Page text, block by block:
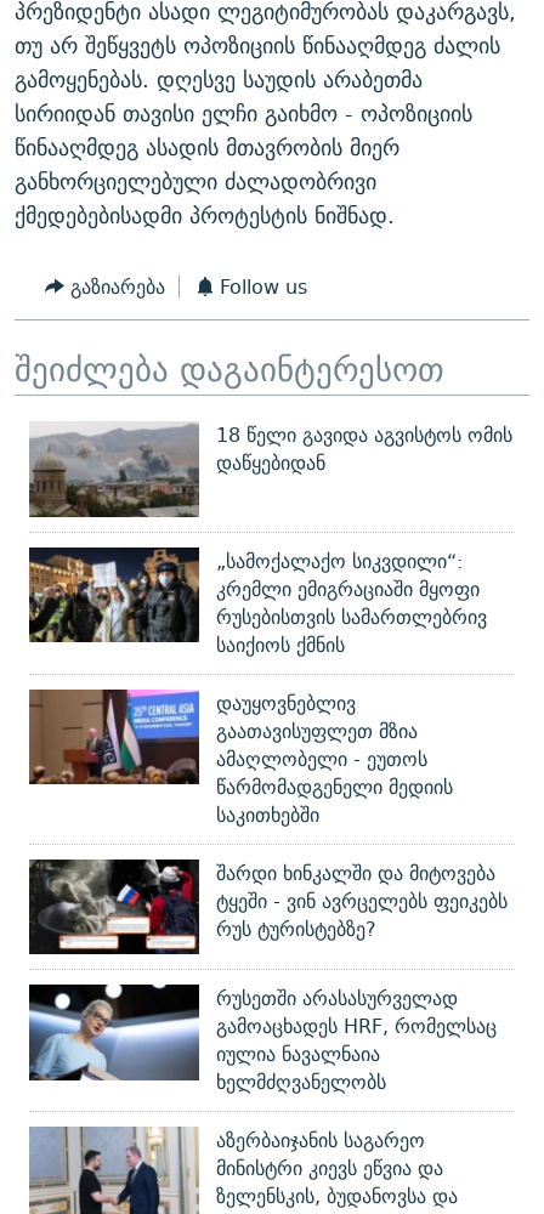
პრეზიდენტი ასადი ლეგიტიმურობას დაკარგავს,
თუ არ შეწყვეტს ოპოზიციის წინააღმდეგ ძალის
გამოყენებას. დღესვე საუდის არაბეთმა
სირიიდან თავისი ელჩი გაიხმო - ოპოზიციის
წინააღმდეგ ასადის მთავრობის მიერ
განხორციელებული ძალადობრივი
ქმედებებისადმი პროტესტის ნიშნად.
გაზიარება Follow us
შეიძლება დაგაინტერესოთ
18 წელი გავიდა აგვისტოს ომის
დაწყებიდან
„სამოქალაქო სიკვდილი“:
კრემლი ემიგრაციაში მყოფი
რუსებისთვის სამართლებრივ
საიქიოს ქმნის
დაუყოვნებლივ
გაათავისუფლეთ მზია
ამაღლობელი - ეუთოს
წარმომადგენელი მედიის
საკითხებში
შარდი ხინკალში და მიტოვება
ტყეში - ვინ ავრცელებს ფეიკებს
რუს ტურისტებზე?
რუსეთში არასასურველად
გამოაცხადეს HRF, რომელსაც
იულია ნავალნაია
ხელმძღვანელობს
აზერბაიჯანის საგარეო
მინისტრი კიევს ეწვია და
ზელენსკის, ბუდანოვსა და